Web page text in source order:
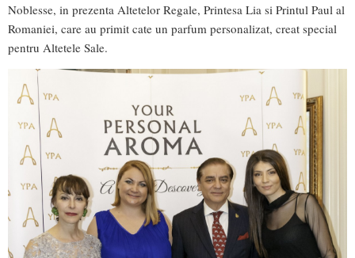
Noblesse, in prezenta Altetelor Regale, Printesa Lia si Printul Paul al
Romaniei, care au primit cate un parfum personalizat, creat special
pentru Altetele Sale.